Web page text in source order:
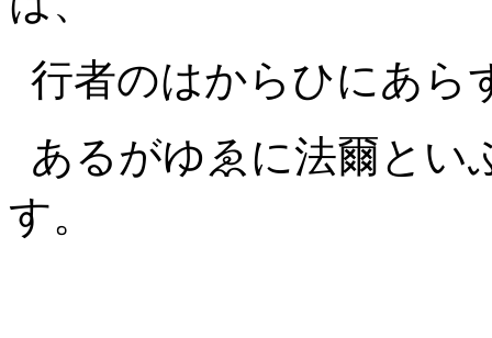
行者のはからひにあら
あるがゆゑに法爾と
す。